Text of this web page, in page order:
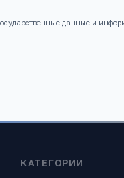
данные и
КАТЕГОРИИ